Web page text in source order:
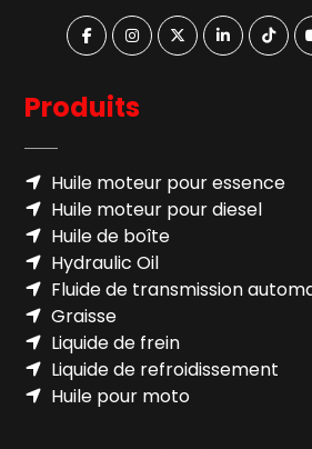
Produits
Huile moteur pour essence
Huile moteur pour diesel
Huile de boîte
Hydraulic Oil
Fluide de transmission
Graisse
Liquide de frein
Liquide de refroidissement
Huile pour moto